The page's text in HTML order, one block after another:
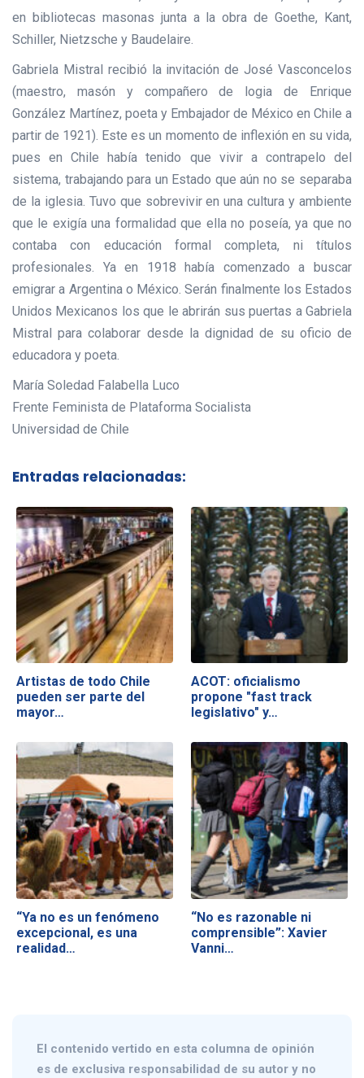
en bibliotecas masonas junta a la obra de Goethe, Kant,
Schiller, Nietzsche y Baudelaire.
Gabriela Mistral recibió la invitación de José Vasconcelos
(maestro, masón y compañero de logia de Enrique
González Martínez, poeta y Embajador de México en Chile a
partir de 1921). Este es un momento de inflexión en su vida,
pues en Chile había tenido que vivir a contrapelo del
sistema, trabajando para un Estado que aún no se separaba
de la iglesia. Tuvo que sobrevivir en una cultura y ambiente
que le exigía una formalidad que ella no poseía, ya que no
contaba con educación formal completa, ni títulos
profesionales. Ya en 1918 había comenzado a buscar
emigrar a Argentina o México. Serán finalmente los Estados
Unidos Mexicanos los que le abrirán sus puertas a Gabriela
Mistral para colaborar desde la dignidad de su oficio de
educadora y poeta.
María Soledad Falabella Luco
Frente Feminista de Plataforma Socialista
Universidad de Chile
Entradas relacionadas:
Artistas de todo Chile
pueden ser parte del
mayor…
ACOT: oficialismo
propone "fast track
legislativo" y…
“Ya no es un fenómeno
excepcional, es una
realidad…
“No es razonable ni
comprensible”: Xavier
Vanni…
El contenido vertido en esta columna de opinión
es de exclusiva responsabilidad de su autor y no